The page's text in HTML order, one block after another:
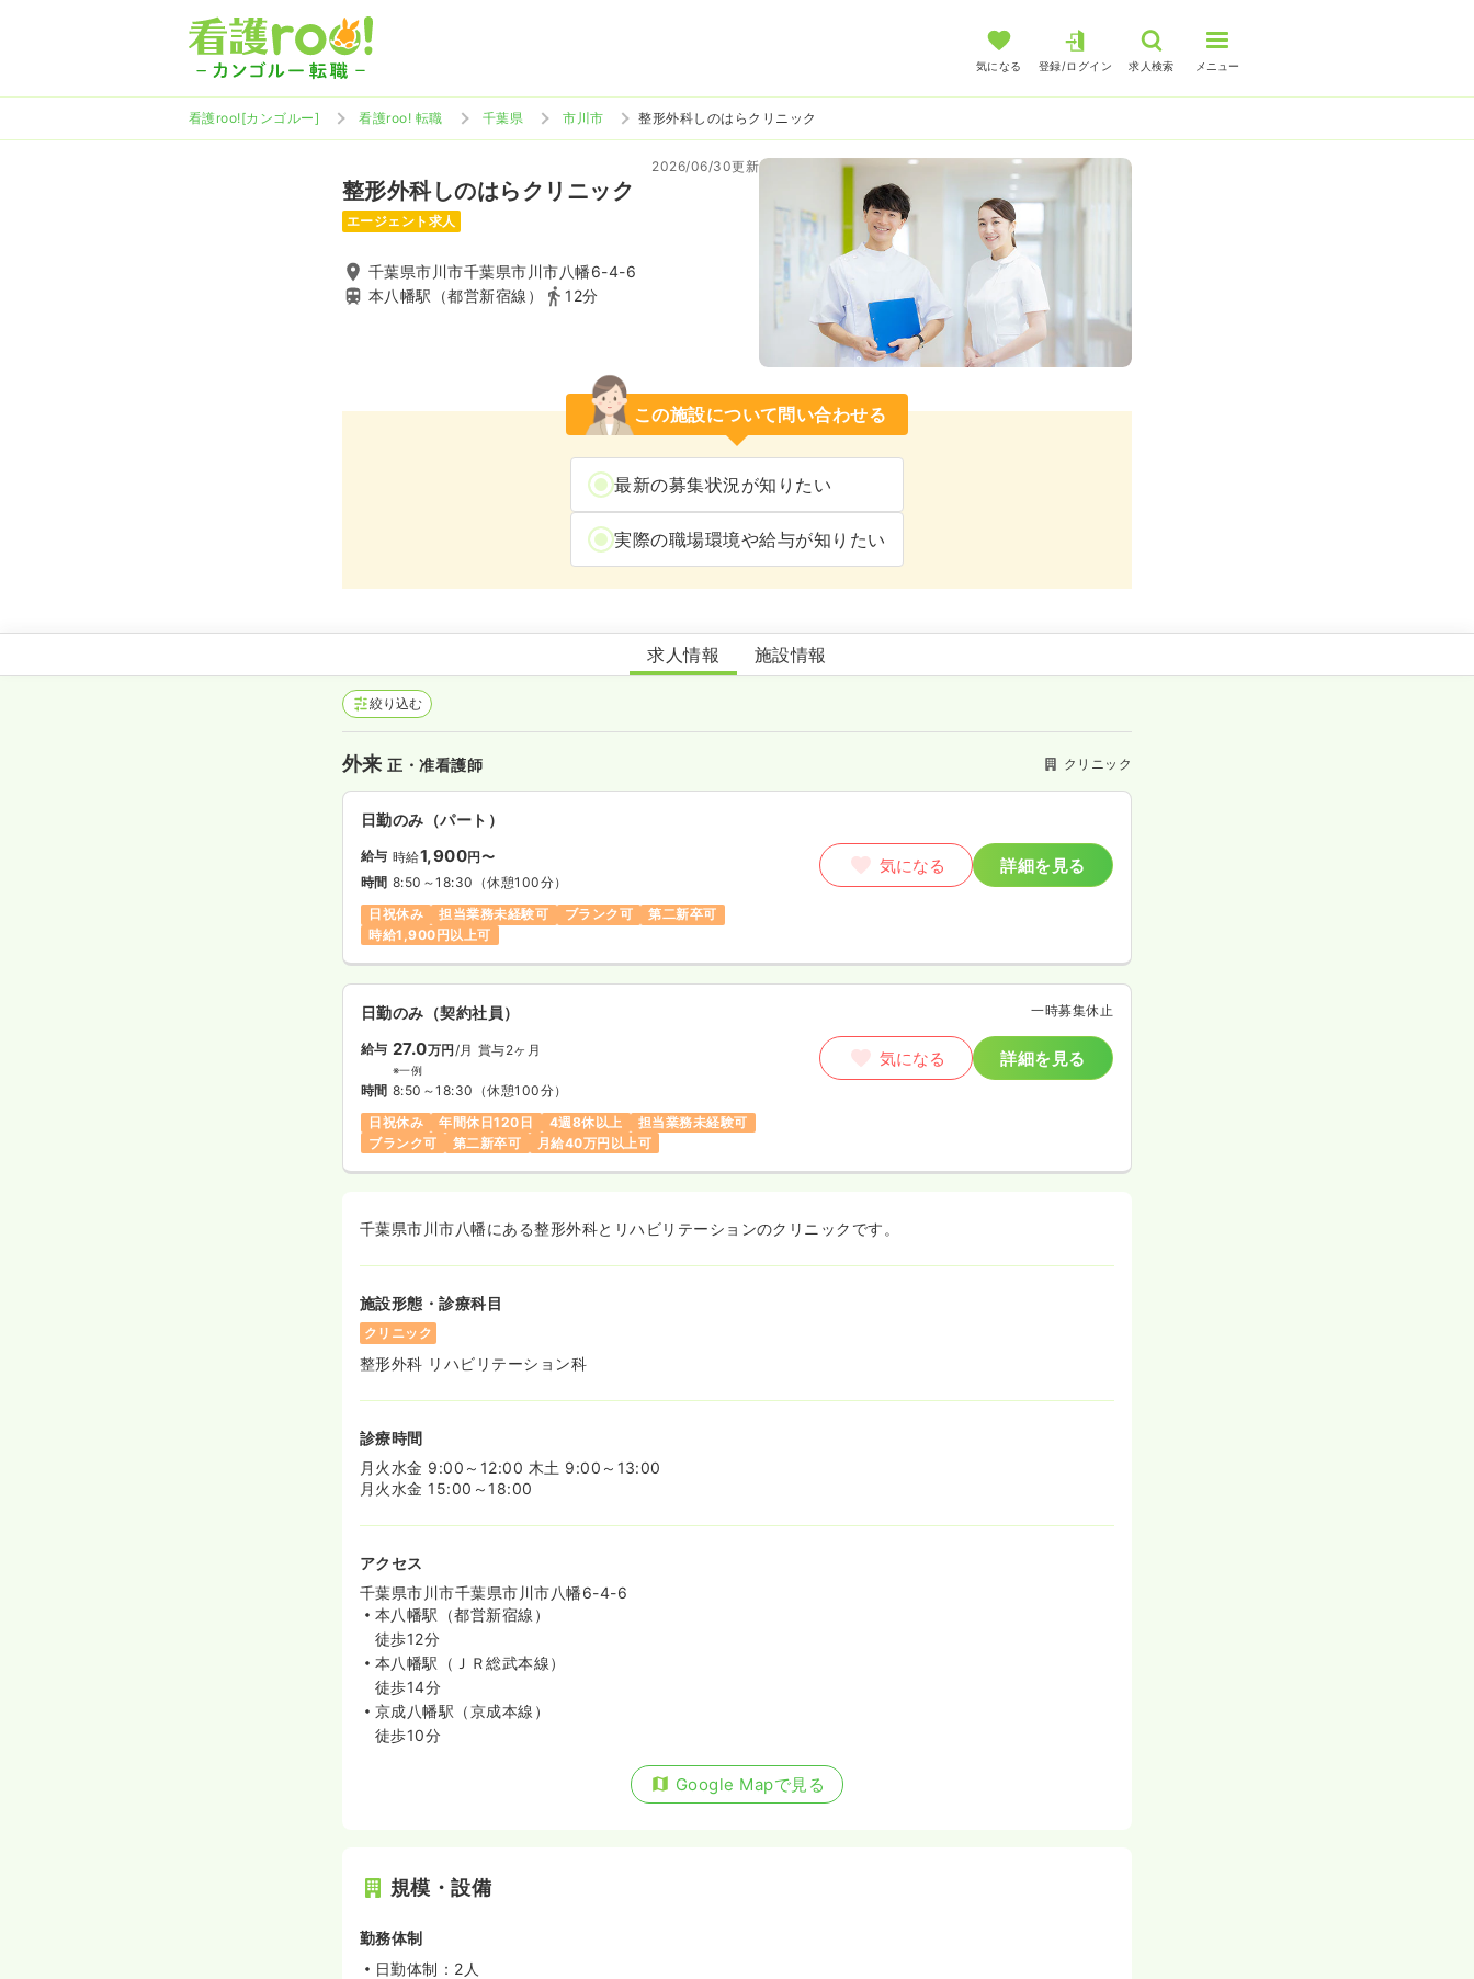
気になる 登録/ログイン 求人検索 メニュー
看護roo![カンゴルー] 看護roo! 転職 千葉県 市川市 整形外科しのはらクリニック
整形外科しのはらクリニック
2026/06/30更新
エージェント求人
千葉県市川市千葉県市川市八幡6-4-6
本八幡駅（都営新宿線）
12分
この施設について問い合わせる
最新の募集状況が知りたい
実際の職場環境や給与が知りたい
整形外科しのはらクリニック
求人情報 施設情報
絞り込む
外来正・准看護師 クリニック
日勤のみ（パート）
給与 時給1,900円〜
時間 8:50～18:30 （休憩100分）
日祝休み
担当業務未経験可 ブランク可
第二新卒可
時給1,900円以上可
気になる 詳細を見る
日勤のみ（契約社員） 一時募集休止
給与 27.0万円/月 賞与2ヶ月
※一例
時間 8:50～18:30 （休憩100分）
日祝休み
年間休日120日 4週8休以上
担当業務未経験可
ブランク可
第二新卒可 月給40万円以上可
気になる 詳細を見る
千葉県市川市八幡にある整形外科とリハビリテーションのクリニックです。
施設形態・診療科目
クリニック
整形外科 リハビリテーション科
診療時間
月火水金 9:00～12:00 木土 9:00～13:00
月火水金 15:00～18:00
アクセス
千葉県市川市千葉県市川市八幡6-4-6
本八幡駅（都営新宿線）
徒歩12分
本八幡駅（ＪＲ総武本線）
徒歩14分
京成八幡駅（京成本線）
徒歩10分
Google Mapで見る
規模・設備
勤務体制
日勤体制：2人